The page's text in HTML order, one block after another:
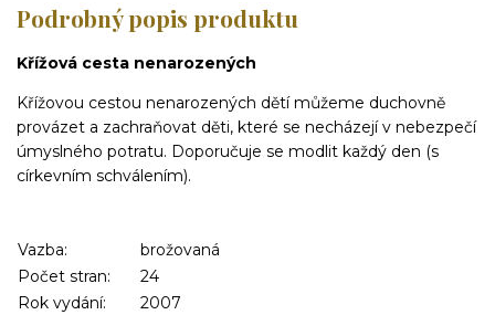
Podrobný popis produktu
Křížová cesta nenarozených
Křížovou cestou nenarozených dětí můžeme duchovně
provázet a zachraňovat děti, které se necházejí v nebezpečí
úmyslného potratu. Doporučuje se modlit každý den (s
církevním schválením).
Vazba:
brožovaná
Počet stran:
24
Rok vydání:
2007